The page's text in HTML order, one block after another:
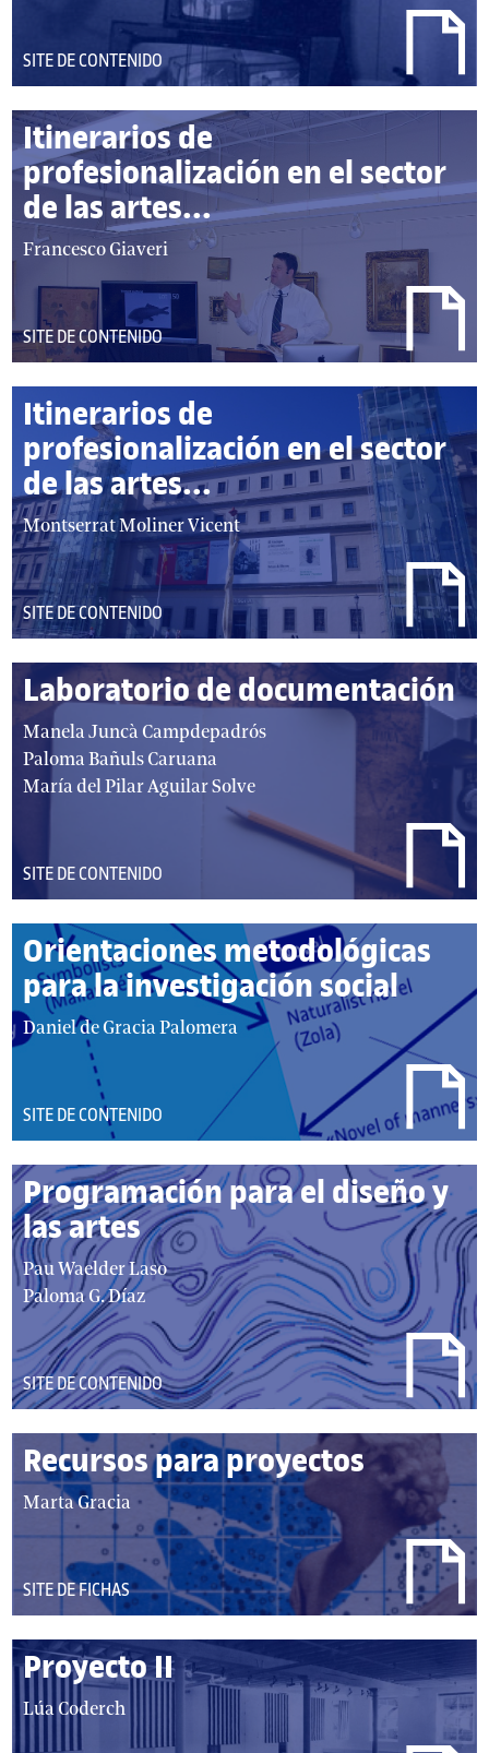
DEL
TIPO:
SITE DE CONTENIDO
Itinerarios de
profesionalización en el sector
de las artes...
autor/autores:
Francesco Giaveri
DEL
TIPO:
SITE DE CONTENIDO
Itinerarios de
profesionalización en el sector
de las artes...
autor/autores:
Montserrat Moliner Vicent
DEL
TIPO:
SITE DE CONTENIDO
Laboratorio de documentación
autor/autores:
Manela Juncà Campdepadrós
Paloma Bañuls Caruana
María del Pilar Aguilar Solve
DEL
TIPO:
SITE DE CONTENIDO
Orientaciones metodológicas
para la investigación social
autor/autores:
Daniel de Gracia Palomera
DEL
TIPO:
SITE DE CONTENIDO
Programación para el diseño y
las artes
autor/autores:
Pau Waelder Laso
Paloma G. Díaz
DEL
TIPO:
SITE DE CONTENIDO
Recursos para proyectos
autor/autores:
Marta Gracia
DEL
TIPO:
SITE DE FICHAS
Proyecto II
autor/autores:
Lúa Coderch